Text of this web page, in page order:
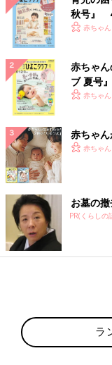
秋号』
いっぱ
赤ちゃ
赤ちゃ
ブ 夏号
く！ お
赤ちゃ
赤ちゃん
赤ちゃ
お墓の
PR(くらしの
ラ